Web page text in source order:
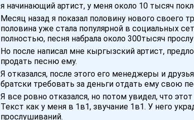
я начинающий артист, у меня около 10 тысяч
Месяц назад я показал половину нового своего
половина уже стала популярной в социальных
полностью, песня набрала около 300тысяч
Но после написал мне кыргызский артист,
продать песню ему.
Я отказался, после этого его менеджеры и
братски требовать за деньги отдать ему свою
Я все ровно отказался, но потом увидел, что
Текст как у меня в 1в1, звучание 1в1. У него
прослушиваний.